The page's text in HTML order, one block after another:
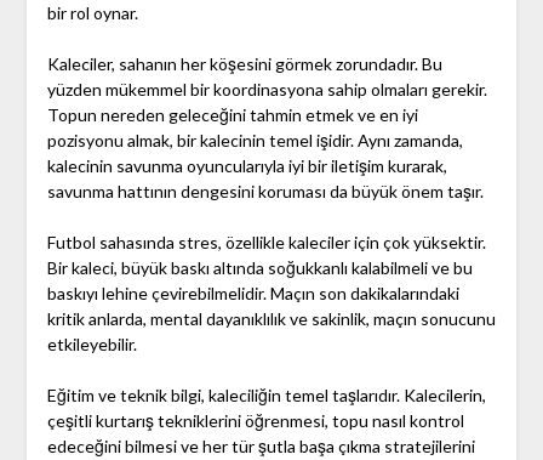
bir rol oynar.
Kaleciler, sahanın her köşesini görmek zorundadır. Bu
yüzden mükemmel bir koordinasyona sahip olmaları gerekir.
Topun nereden geleceğini tahmin etmek ve en iyi
pozisyonu almak, bir kalecinin temel işidir. Aynı zamanda,
kalecinin savunma oyuncularıyla iyi bir iletişim kurarak,
savunma hattının dengesini koruması da büyük önem taşır.
Futbol sahasında stres, özellikle kaleciler için çok yüksektir.
Bir kaleci, büyük baskı altında soğukkanlı kalabilmeli ve bu
baskıyı lehine çevirebilmelidir. Maçın son dakikalarındaki
kritik anlarda, mental dayanıklılık ve sakinlik, maçın sonucunu
etkileyebilir.
Eğitim ve teknik bilgi, kaleciliğin temel taşlarıdır. Kalecilerin,
çeşitli kurtarış tekniklerini öğrenmesi, topu nasıl kontrol
edeceğini bilmesi ve her tür şutla başa çıkma stratejilerini